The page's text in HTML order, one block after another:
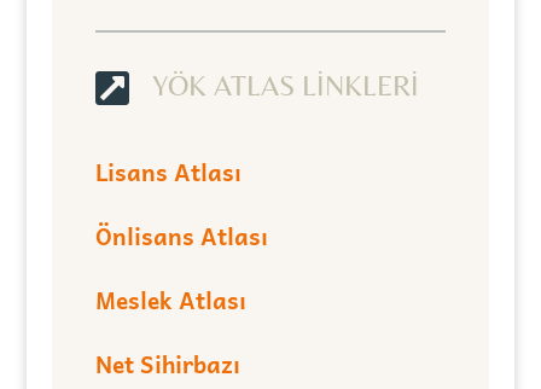
 YÖK ATLAS LİNKLERİ
Lisans Atlası
Önlisans Atlası
Meslek Atlası
Net Sihirbazı